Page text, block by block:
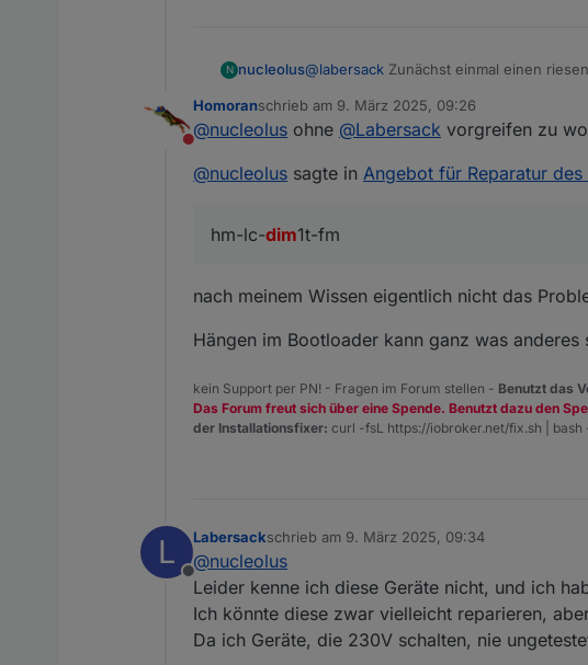
N nucleolus@labersack Zunächst einmal einen
erfolgreichem boot neu starten) und
Leistung senken.
Ich habe nun bei 3 Aktoren angefangen
https://blog.fh-kaernten.at/ingmarsretro/
wieder zusammenzulöten.
mag):
https://www.tme.eu/de/details/
War echt nicht einfach nen Anbieter zu
lege auch in Anzahl >200% der
Mit bestem Gruß aus Südhessen.
Nicht stören
Homoranschrieb am 9. März 2025, 09:26
zuletzt editiert von
@nucleolus ohne @Labersack vorgreifen zu
@nucleolus sagte in Angebot für Reparatur
hm-lc-dim1t-fm
nach meinem Wissen eigentlich nicht das
Hängen im Bootloader kann ganz was anderes
kein Support per PN! - Fragen im Forum stellen - Benutzt das
Das Forum freut sich über eine Spende. Benutzt dazu den
der Installationsfixer: curl -fsL https://iobroker.net/fix.sh | bash
L
Offline
Labersackschrieb am 9. März 2025, 09:34
zuletzt editiert von
@nucleolus
Leider kenne ich diese Geräte nicht, und ich
Ich könnte diese zwar vielleicht reparieren,
Da ich Geräte, die 230V schalten, nie